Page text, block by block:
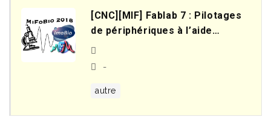
[CNC][MIF] Fablab 7 : Pilotages
de périphériques à l’aide
d’écrans tactiles
programmables
-
autre